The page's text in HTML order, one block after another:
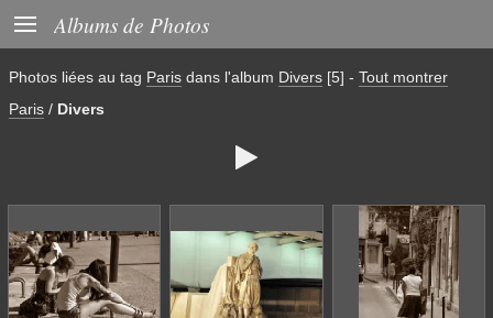
 Albums de Photos
Photos liées au tag Paris dans l'album Divers [5] - Tout montrer
Paris / Divers
